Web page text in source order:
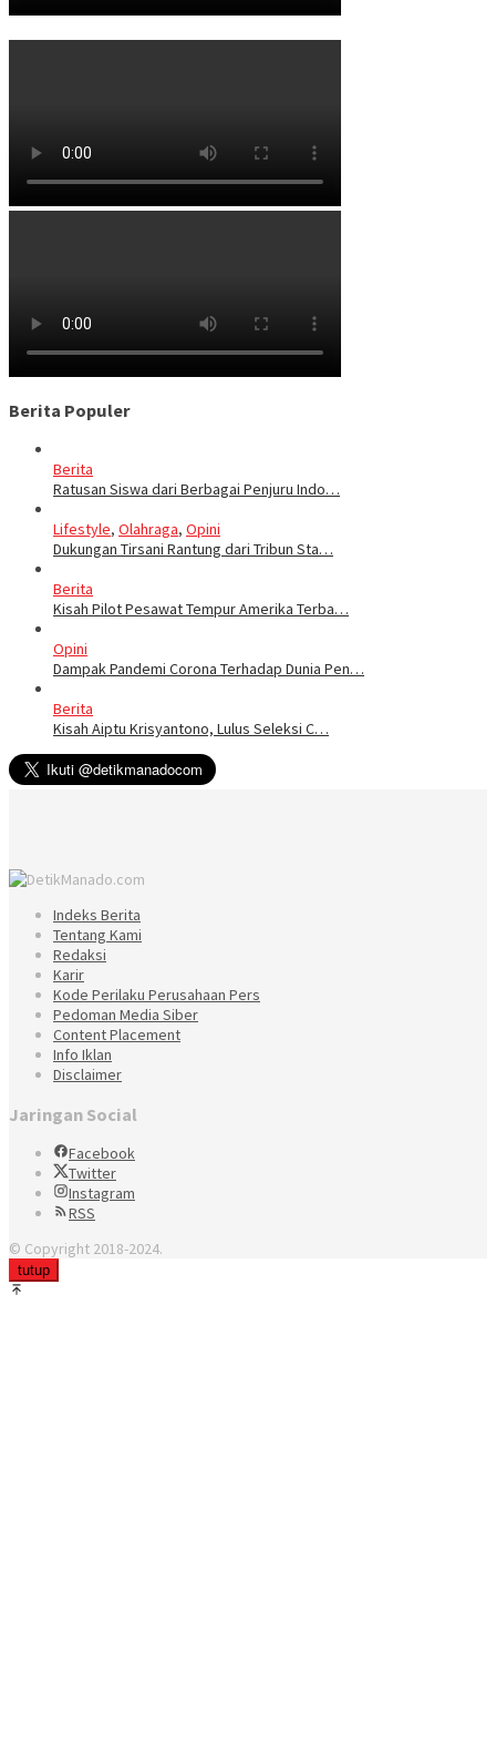
Berita Populer
Berita
Ratusan Siswa dari Berbagai Penjuru Indo…
Lifestyle, Olahraga, Opini
Dukungan Tirsani Rantung dari Tribun Sta…
Berita
Kisah Pilot Pesawat Tempur Amerika Terba…
Opini
Dampak Pandemi Corona Terhadap Dunia Pen…
Berita
Kisah Aiptu Krisyantono, Lulus Seleksi C…
Indeks Berita
Tentang Kami
Redaksi
Karir
Kode Perilaku Perusahaan Pers
Pedoman Media Siber
Content Placement
Info Iklan
Disclaimer
Jaringan Social
Facebook
Twitter
Instagram
RSS
© Copyright 2018-2024.
tutup